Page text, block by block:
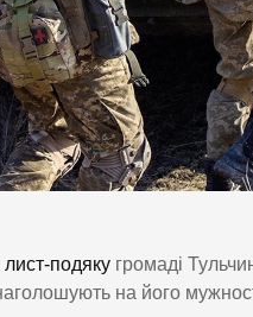
лист-подяку громаді
на його